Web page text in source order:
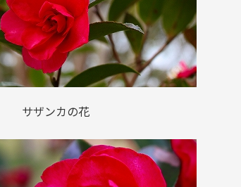
サザンカの花